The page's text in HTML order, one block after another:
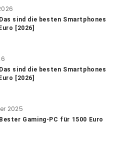
sind die besten Smartphones
[2026]
sind die besten Smartphones
[2026]
2025
Gaming-PC für 1500 Euro